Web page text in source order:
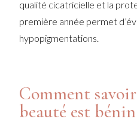
qualité cicatricielle et la
première année permet
hypopigmentations.
Comment
beauté est bénin